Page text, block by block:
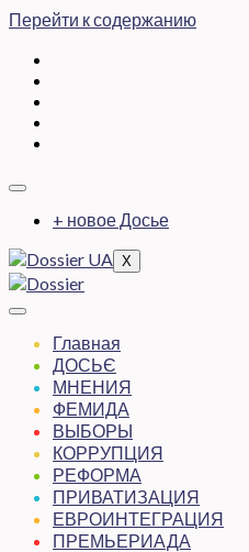
Перейти к содержанию
+ новое Досье
X
Главная
ДОСЬЄ
МНЕНИЯ
ФЕМИДА
ВЫБОРЫ
КОРРУПЦИЯ
РЕФОРМА
ПРИВАТИЗАЦИЯ
ЕВРОИНТЕГРАЦИЯ
ПРЕМЬЕРИАДА